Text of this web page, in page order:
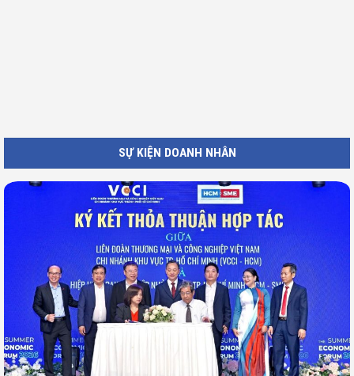
DOANH NHÂN NỔI TIẾNG